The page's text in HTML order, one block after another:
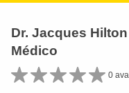
Dr. Jacques
Médico
0